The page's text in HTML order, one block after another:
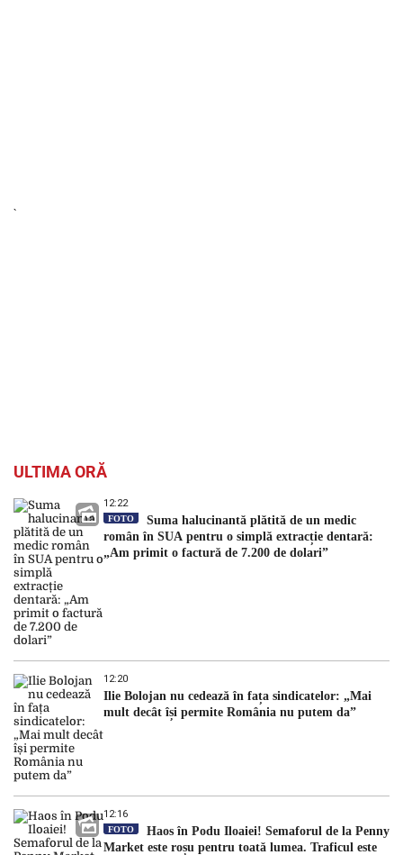
ULTIMA ORĂ
12:22
FOTO
Suma halucinantă plătită de un medic
român în SUA pentru o simplă extracție dentară:
„Am primit o factură de 7.200 de dolari”
12:20
Ilie Bolojan nu cedează în fața sindicatelor: „Mai
mult decât își permite România nu putem da”
12:16
FOTO
Haos în Podu Iloaiei! Semaforul de la Penny
Market este roșu pentru toată lumea. Traficul este